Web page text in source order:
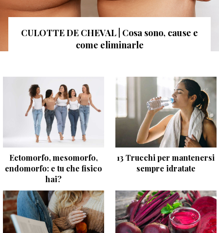
CULOTTE DE CHEVAL | Cosa sono, cause e
come eliminarle
Ectomorfo, mesomorfo,
endomorfo: e tu che fisico
hai?
13 Trucchi per mantenersi
sempre idratate